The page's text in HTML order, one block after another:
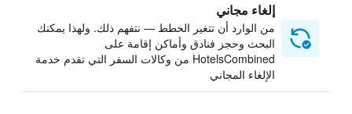
إلغاء مجاني
من الوارد أن تتغير الخطط — نتفهم ذلك. ولهذا يمكنك
البحث وحجز فنادق وأماكن إقامة على
HotelsCombined من وكالات السفر التي تقدم خدمة
الإلغاء المجاني